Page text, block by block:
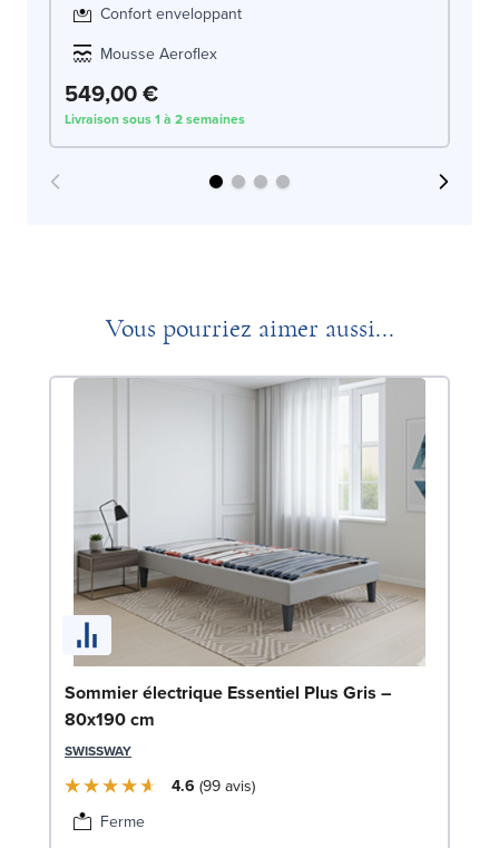
Confort enveloppant
Mousse Aeroflex
549,00 €
Livraison sous 1 à 2 semaines
Vous pourriez aimer aussi...
Sommier électrique Essentiel Plus Gris –
80x190 cm
SWISSWAY
4.6 99 avis
Ferme